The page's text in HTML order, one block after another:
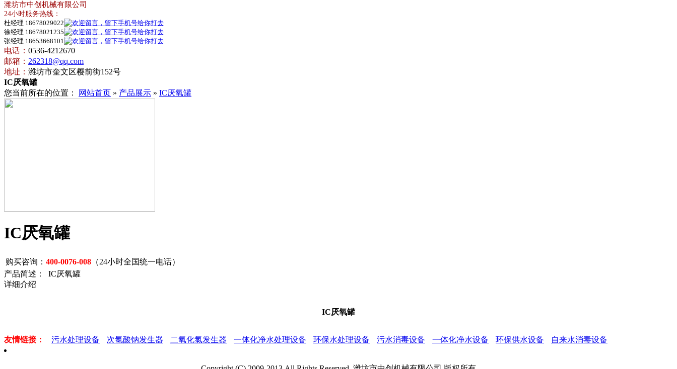
潍坊市中创机械有限公司
24小时服务热线：
杜经理 18678029022
徐经理 18678021235
张经理 18653668101
电话： 0536-4212670
邮箱： 262318@qq.com
地址： 潍坊市奎文区樱前街152号
IC厌氧罐
您当前所在的位置：
网站首页 » 产品展示 » IC厌氧罐
IC厌氧罐
购买咨询： 400-0076-008 （24小时全国统一电话）
产品简述： IC厌氧罐
详细介绍
IC厌氧罐
友情链接： 污水处理设备 次氯酸钠发生器 二氧化氯发生器 一体化净水处理设备 环保水处理设备 污水消毒设备 一体化净水设备 环保供水设备 自来水消毒设备